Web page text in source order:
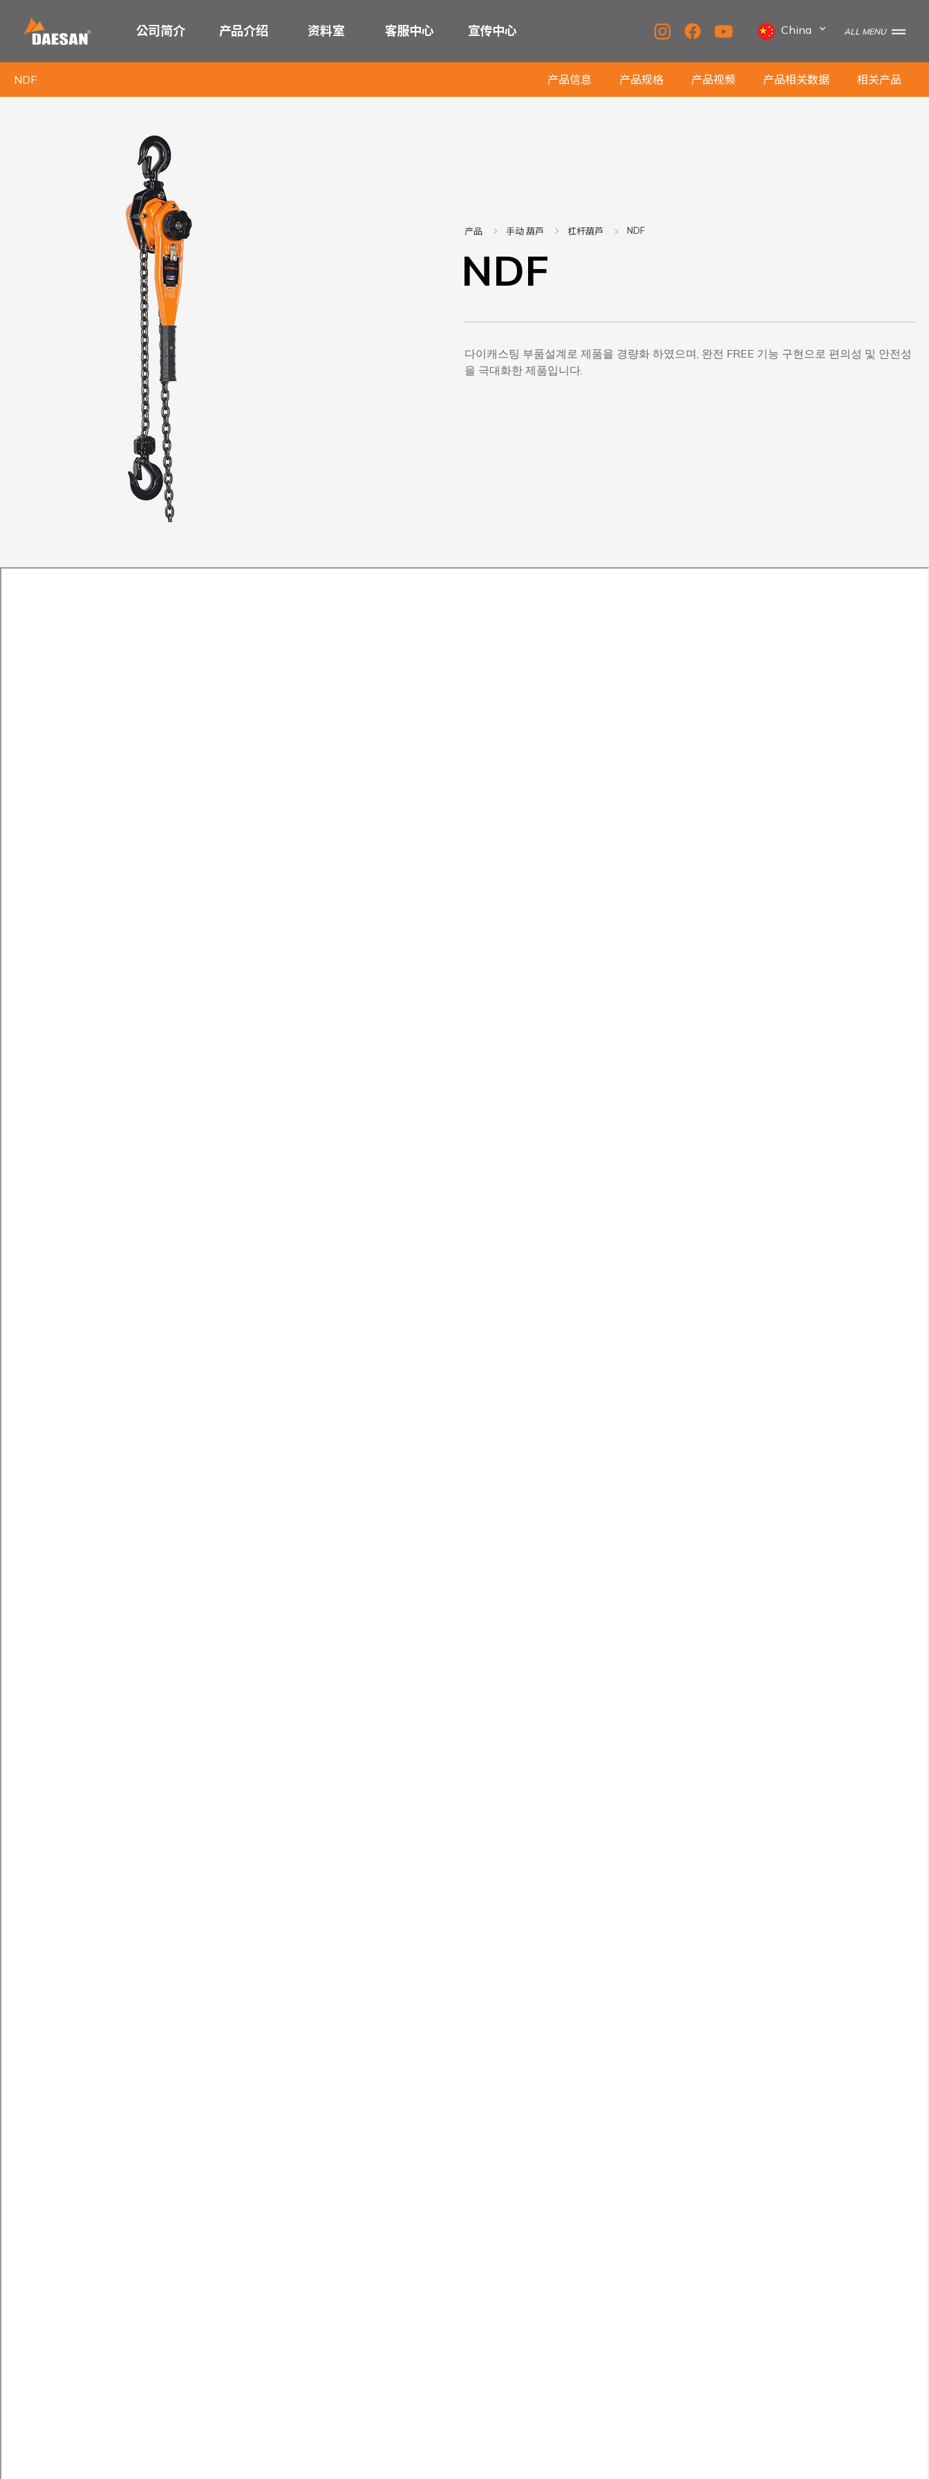
China ALL MENU
公司简介 产品介绍 资料室 客服中心 宣传中心
NDF 产品信息 产品规格 产品视频 产品相关数据 相关产品
产品 手动 葫芦 杠杆葫芦 NDF
NDF
다이캐스팅 부품설계로 제품을 경량화 하였으며, 완전 FREE 기능 구현으로 편의성 및 안전성
을 극대화한 제품입니다.